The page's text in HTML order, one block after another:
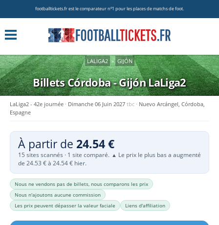
footballtickets.fr est le comparateur nº1 pour les places de matchs de foot.
LALIGA2 » GIJÓN
Billets Córdoba - GijónLaLiga2
LaLiga2 - 42e journée Dimanche 06 Juin 2027 tbc
Nuevo Arcángel, Córdoba,
Espagne
À partir de 24.54 €
15 sites scannés · 1 site comparé. ▲ Le prix le plus bas a augmenté
de 24.53 € à 24.54 € hier.
Nous ne vendons pas de billets, nous comparons les prix
Nous n'ajoutons aucune commission
Les prix peuvent dépasser la valeur faciale
Liens d'affiliation